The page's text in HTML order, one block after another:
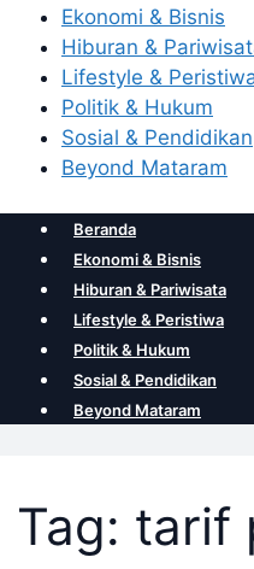
Ekonomi & Bisnis
Hiburan &
Lifestyle &
Politik & Hukum
Sosial & Pendidikan
Beyond Mataram
Beranda
Ekonomi & Bisnis
Hiburan & Pariwisata
Lifestyle & Peristiwa
Politik & Hukum
Sosial & Pendidikan
Beyond Mataram
Tag: tarif